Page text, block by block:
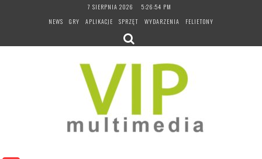
7 SIERPNIA 2026
5:26:55 PM
NEWS
GRY APLIKACJE SPRZĘT WYDARZENIA FELIETONY